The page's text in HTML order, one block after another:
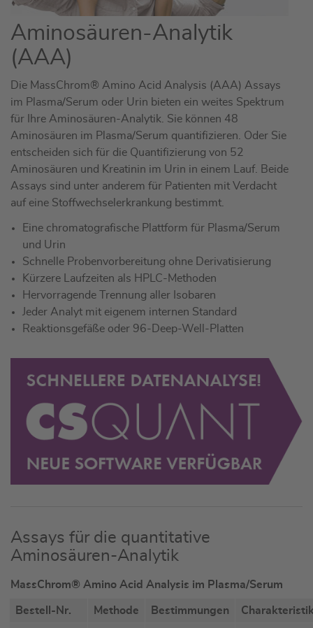
Aminosäuren-Analytik
(AAA)
Die MassChrom® Amino Acid Analysis (AAA) Assays
im Plasma/Serum oder Urin bieten ein weites Spektrum
für Ihre Aminosäuren-Analytik. Sie können 48
Aminosäuren im Plasma/Serum quantifizieren. Oder Sie
entscheiden sich für die Quantifizierung von 52
Aminosäuren und Kreatinin im Urin in einem Lauf. Beide
Assays sind unter anderem für Patienten mit Verdacht
auf eine Stoffwechselerkrankung bestimmt.
Eine chromatografische Plattform für Plasma/Serum
und Urin
Schnelle Probenvorbereitung ohne Derivatisierung
Kürzere Laufzeiten als HPLC-Methoden
Hervorragende Trennung aller Isobaren
Jeder Analyt mit eigenem internen Standard
Reaktionsgefäße oder 96-Deep-Well-Platten
Assays für die quantitative
Aminosäuren-Analytik
MassChrom® Amino Acid Analysis im Plasma/Serum
Bestell-Nr. Methode Bestimmungen